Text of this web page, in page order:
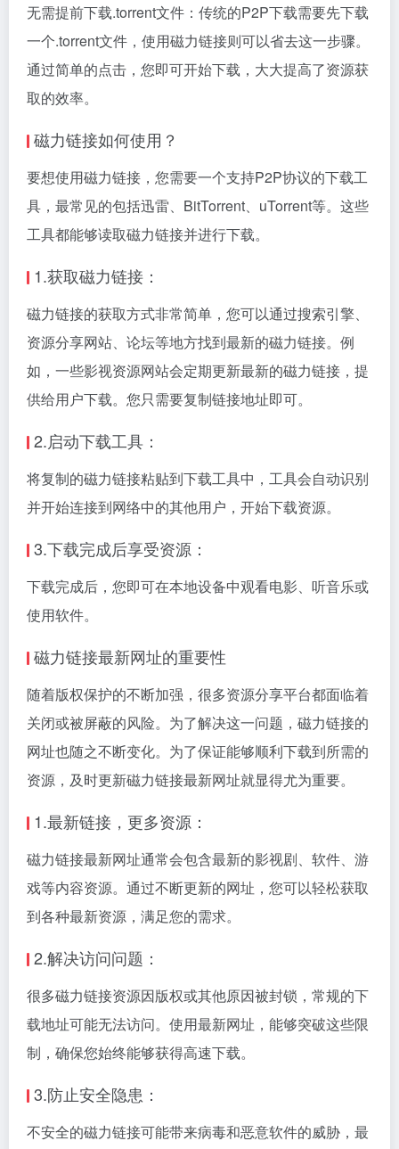
无需提前下载.torrent文件：传统的P2P下载需要先下载
一个.torrent文件，使用磁力链接则可以省去这一步骤。
通过简单的点击，您即可开始下载，大大提高了资源获
取的效率。
磁力链接如何使用？
要想使用磁力链接，您需要一个支持P2P协议的下载工
具，最常见的包括迅雷、BitTorrent、uTorrent等。这些
工具都能够读取磁力链接并进行下载。
1.获取磁力链接：
磁力链接的获取方式非常简单，您可以通过搜索引擎、
资源分享网站、论坛等地方找到最新的磁力链接。例
如，一些影视资源网站会定期更新最新的磁力链接，提
供给用户下载。您只需要复制链接地址即可。
2.启动下载工具：
将复制的磁力链接粘贴到下载工具中，工具会自动识别
并开始连接到网络中的其他用户，开始下载资源。
3.下载完成后享受资源：
下载完成后，您即可在本地设备中观看电影、听音乐或
使用软件。
磁力链接最新网址的重要性
随着版权保护的不断加强，很多资源分享平台都面临着
关闭或被屏蔽的风险。为了解决这一问题，磁力链接的
网址也随之不断变化。为了保证能够顺利下载到所需的
资源，及时更新磁力链接最新网址就显得尤为重要。
1.最新链接，更多资源：
磁力链接最新网址通常会包含最新的影视剧、软件、游
戏等内容资源。通过不断更新的网址，您可以轻松获取
到各种最新资源，满足您的需求。
2.解决访问问题：
很多磁力链接资源因版权或其他原因被封锁，常规的下
载地址可能无法访问。使用最新网址，能够突破这些限
制，确保您始终能够获得高速下载。
3.防止安全隐患：
不安全的磁力链接可能带来病毒和恶意软件的威胁，最